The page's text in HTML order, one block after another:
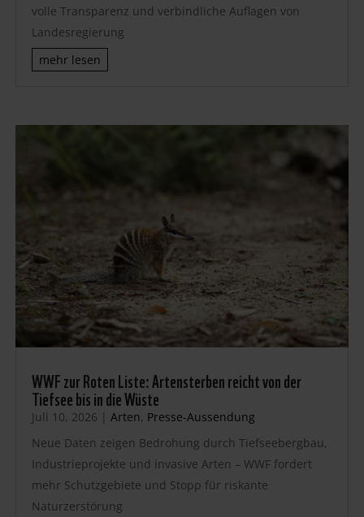
volle Transparenz und verbindliche Auflagen von
Landesregierung
mehr lesen
WWF zur Roten Liste: Artensterben reicht von der
Tiefsee bis in die Wüste
Juli 10, 2026 | Arten, Presse-Aussendung
Neue Daten zeigen Bedrohung durch Tiefseebergbau,
Industrieprojekte und invasive Arten – WWF fordert
mehr Schutzgebiete und Stopp für riskante
Naturzerstörung